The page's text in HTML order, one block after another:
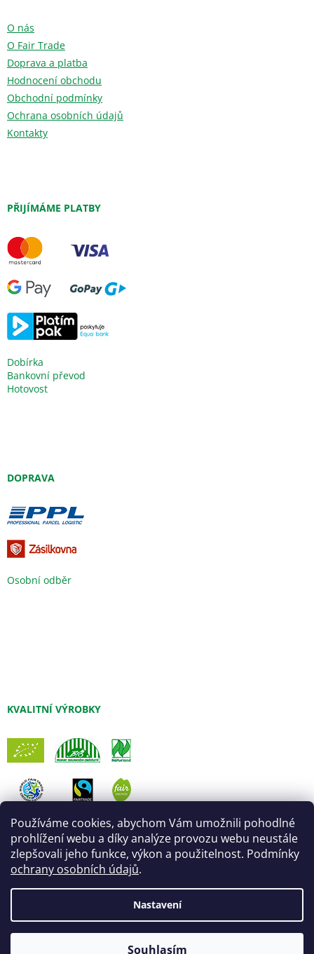
Používáme cookies, abychom Vám umožnili pohodlné
prohlížení webu a díky analýze provozu webu neustále
zlepšovali jeho funkce, výkon a použitelnost. Podmínky
ochrany osobních údajů.
Nastavení
Souhlasím
O nás
O Fair Trade
Doprava a platba
Hodnocení obchodu
Obchodní podmínky
Ochrana osobních údajů
Kontakty
PŘIJÍMÁME PLATBY
Dobírka
Bankovní převod
Hotovost
DOPRAVA
Osobní odběr
KVALITNÍ VÝROBKY
Vytvořil ShoptetÚprava šablony:Marketingwebu